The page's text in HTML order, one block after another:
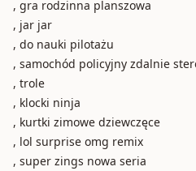
, gra rodzinna planszowa
, jar jar
, do nauki pilotażu
, samochód policyjny zdalnie
, trole
, klocki ninja
, kurtki zimowe dziewczęce
, lol surprise omg remix
, super zings nowa seria